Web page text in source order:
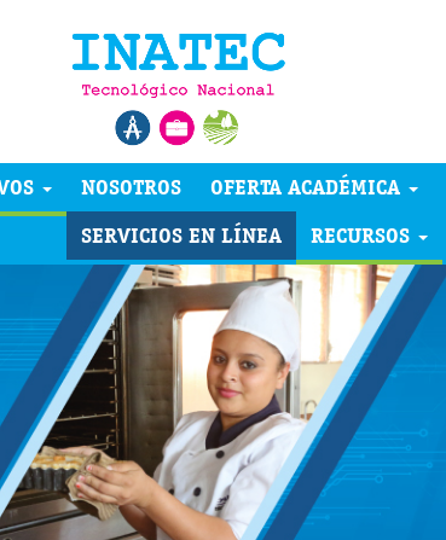
NOSOTROS OFERTA ACADÉMICA
SERVICIOS EN LÍNEA
RECURSOS